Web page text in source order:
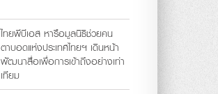
ไทยพีบีเอส หารือมูลนิธิช่วยคน
ตาบอดแห่งประเทศไทยฯ เดินหน้า
พัฒนาสื่อเพื่อการเข้าถึงอย่างเท่า
เทียม